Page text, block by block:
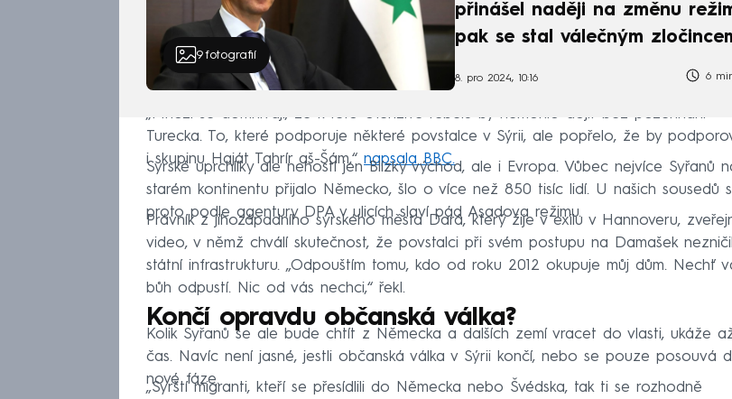
9fotografií
přinášel naději na změnu
pak se stal válečným
8. pro 2024, 10:16 6
„Mnozí se domnívají, že k této ofenzívě rebelů by nemohlo dojít bez požehnání
Turecka. To, které podporuje některé povstalce v Sýrii, ale popřelo, že by
i skupinu Haját Tahrír aš-Šám,“ napsala BBC.
Syrské uprchlíky ale nehostí jen Blízký východ, ale i Evropa. Vůbec nejvíce Syřanů
starém kontinentu přijalo Německo, šlo o více než 850 tisíc lidí. U našich sousedů
proto podle agentury DPA v ulicích slaví pád Asadova režimu.
Právník z jihozápadního syrského města Dará, který žije v exilu v Hannoveru,
video, v němž chválí skutečnost, že povstalci při svém postupu na Damašek
státní infrastrukturu. „Odpouštím tomu, kdo od roku 2012 okupuje můj dům. Nechť
bůh odpustí. Nic od vás nechci,“ řekl.
Končí opravdu občanská válka?
Kolik Syřanů se ale bude chtít z Německa a dalších zemí vracet do vlasti, ukáže
čas. Navíc není jasné, jestli občanská válka v Sýrii končí, nebo se pouze posouvá
nové fáze.
„Syrští migranti, kteří se přesídlili do Německa nebo Švédska, tak ti se rozhodně